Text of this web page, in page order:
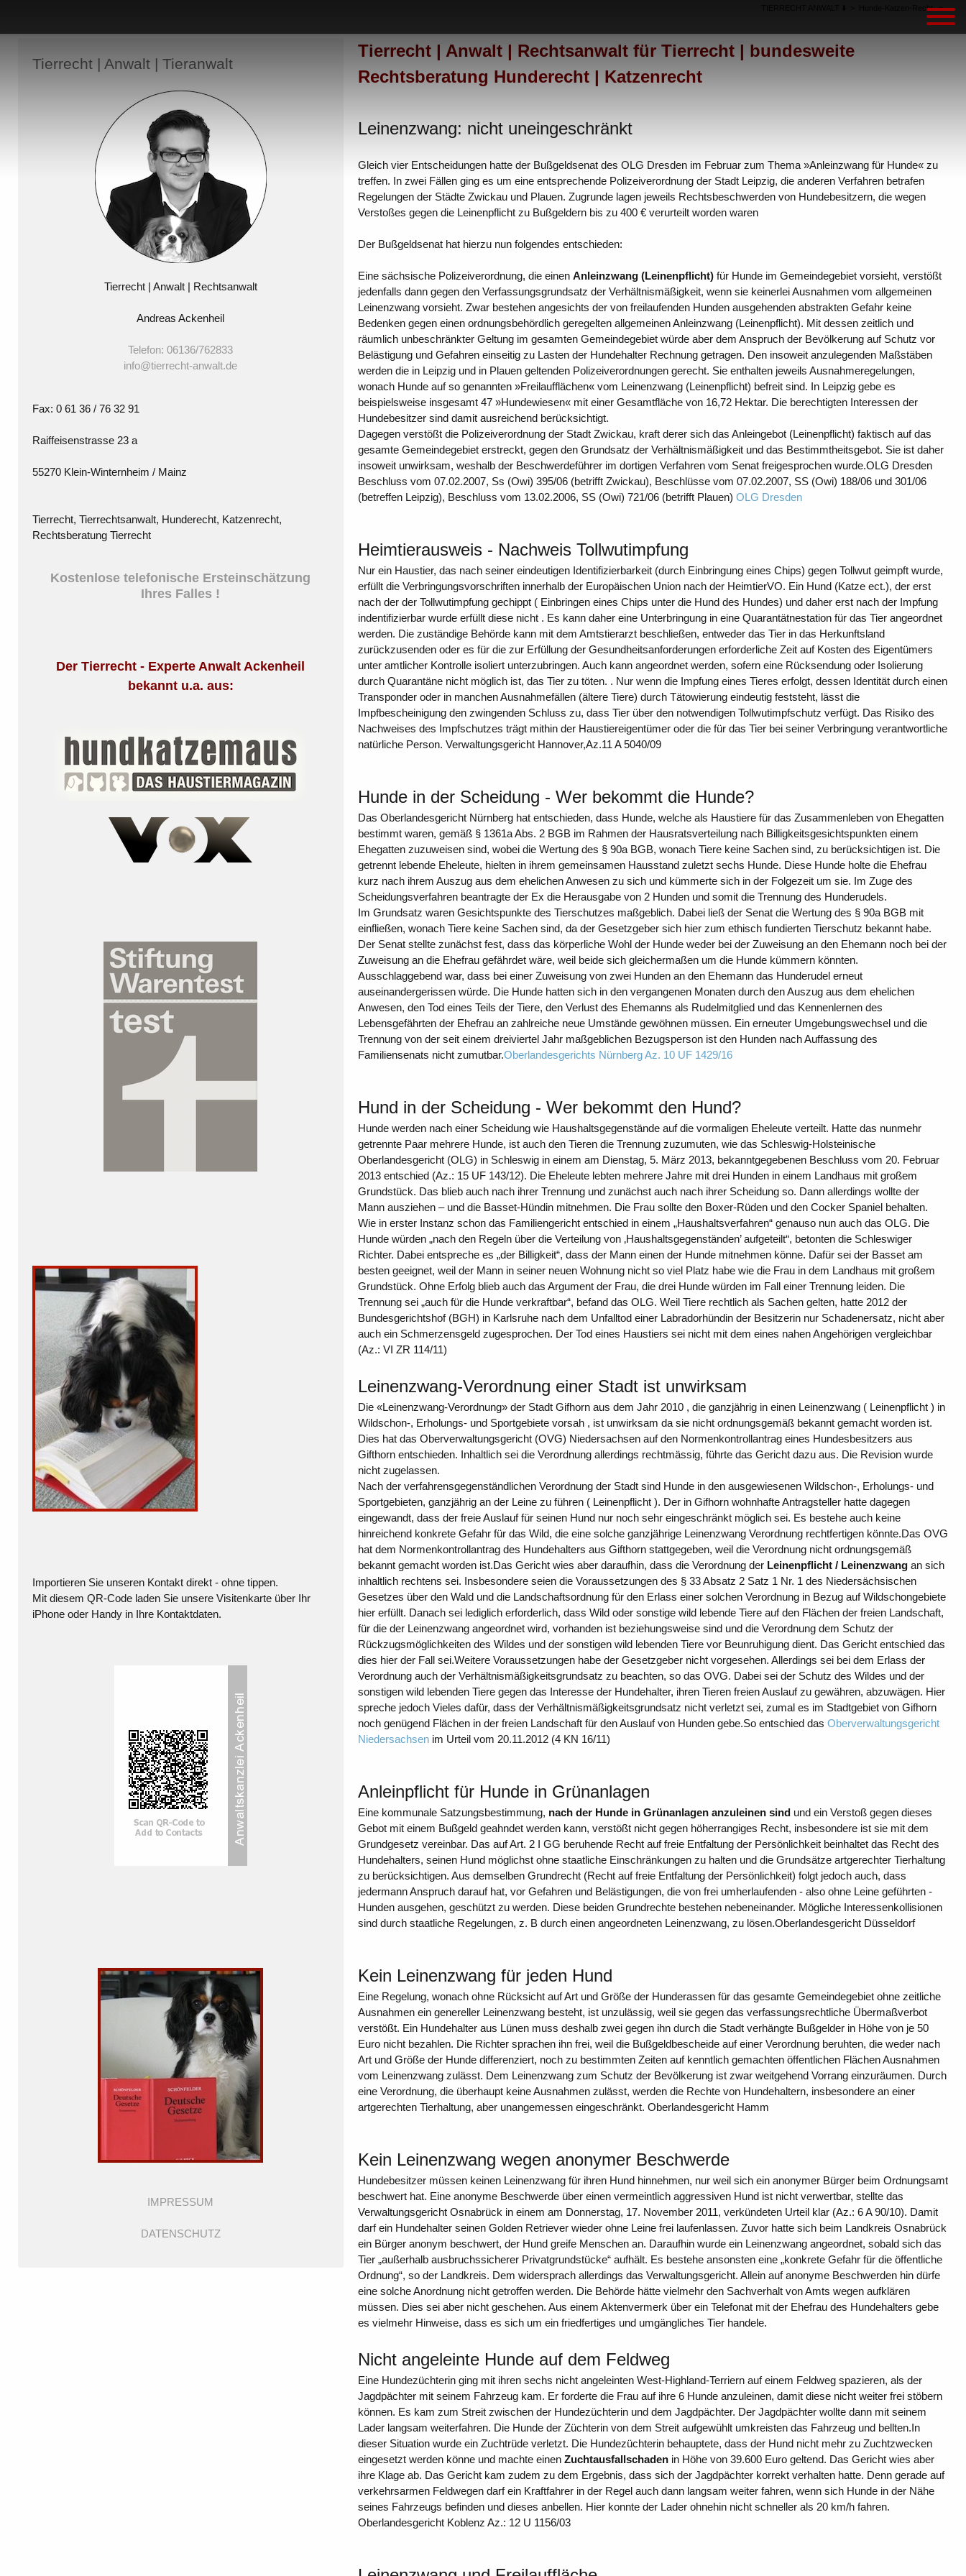
Hunde-Katzen-Recht>
Tierrecht | Anwalt | Rechtsanwalt für Tierrecht | bundesweite
Rechtsberatung Hunderecht | Katzenrecht
Leinenzwang: nicht uneingeschränkt
Gleich vier Entscheidungen hatte der Bußgeldsenat des OLG Dresden im Februar zum Thema »Anleinzwang für Hunde« zu
treffen. In zwei Fällen ging es um eine entsprechende Polizeiverordnung der Stadt Leipzig, die anderen Verfahren betrafen
Regelungen der Städte Zwickau und Plauen. Zugrunde lagen jeweils Rechtsbeschwerden von Hundebesitzern, die wegen
Verstoßes gegen die Leinenpflicht zu Bußgeldern bis zu 400 € verurteilt worden waren
Der Bußgeldsenat hat hierzu nun folgendes entschieden:
Eine sächsische Polizeiverordnung, die einen Anleinzwang (Leinenpflicht)für Hunde im Gemeindegebiet vorsieht, verstößt
jedenfalls dann gegen den Verfassungsgrundsatz der Verhältnismäßigkeit, wenn sie keinerlei Ausnahmen vom allgemeinen
Leinenzwang vorsieht. Zwar bestehen angesichts der von freilaufenden Hunden ausgehenden abstrakten Gefahr keine
Bedenken gegen einen ordnungsbehördlich geregelten allgemeinen Anleinzwang (Leinenpflicht). Mit dessen zeitlich und
räumlich unbeschränkter Geltung im gesamten Gemeindegebiet würde aber dem Anspruch der Bevölkerung auf Schutz vor
Belästigung und Gefahren einseitig zu Lasten der Hundehalter Rechnung getragen. Den insoweit anzulegenden Maßstäben
werden die in Leipzig und in Plauen geltenden Polizeiverordnungen gerecht. Sie enthalten jeweils Ausnahmeregelungen,
wonach Hunde auf so genannten »Freilaufflächen« vom Leinenzwang (Leinenpflicht) befreit sind. In Leipzig gebe es
beispielsweise insgesamt 47 »Hundewiesen« mit einer Gesamtfläche von 16,72 Hektar. Die berechtigten Interessen der
Hundebesitzer sind damit ausreichend berücksichtigt.
Dagegen verstößt die Polizeiverordnung der Stadt Zwickau, kraft derer sich das Anleingebot (Leinenpflicht) faktisch auf das
gesamte Gemeindegebiet erstreckt, gegen den Grundsatz der Verhältnismäßigkeit und das Bestimmtheitsgebot. Sie ist daher
insoweit unwirksam, weshalb der Beschwerdeführer im dortigen Verfahren vom Senat freigesprochen wurde.OLG Dresden
Beschluss vom 07.02.2007, Ss (Owi) 395/06 (betrifft Zwickau), Beschlüsse vom 07.02.2007, SS (Owi) 188/06 und 301/06
(betreffen Leipzig), Beschluss vom 13.02.2006, SS (Owi) 721/06 (betrifft Plauen) OLG Dresden
Heimtierausweis - Nachweis Tollwutimpfung
Nur ein Haustier, das nach seiner eindeutigen Identifizierbarkeit (durch Einbringung eines Chips) gegen Tollwut geimpft wurde,
erfüllt die Verbringungsvorschriften innerhalb der Europäischen Union nach der HeimtierVO. Ein Hund (Katze ect.), der erst
nach der der Tollwutimpfung gechippt ( Einbringen eines Chips unter die Hund des Hundes) und daher erst nach der Impfung
indentifizierbar wurde erfüllt diese nicht . Es kann daher eine Unterbringung in eine Quarantätnestation für das Tier angeordnet
werden. Die zuständige Behörde kann mit dem Amtstierarzt beschließen, entweder das Tier in das Herkunftsland
zurückzusenden oder es für die zur Erfüllung der Gesundheitsanforderungen erforderliche Zeit auf Kosten des Eigentümers
unter amtlicher Kontrolle isoliert unterzubringen. Auch kann angeordnet werden, sofern eine Rücksendung oder Isolierung
durch Quarantäne nicht möglich ist, das Tier zu töten. . Nur wenn die Impfung eines Tieres erfolgt, dessen Identität durch einen
Transponder oder in manchen Ausnahmefällen (ältere Tiere) durch Tätowierung eindeutig feststeht, lässt die
Impfbescheinigung den zwingenden Schluss zu, dass Tier über den notwendigen Tollwutimpfschutz verfügt. Das Risiko des
Nachweises des Impfschutzes trägt mithin der Haustiereigentümer oder die für das Tier bei seiner Verbringung verantwortliche
natürliche Person. Verwaltungsgericht Hannover,Az.11 A 5040/09
Hunde in der Scheidung - Wer bekommt die Hunde?
Das Oberlandesgericht Nürnberg hat entschieden, dass Hunde, welche als Haustiere für das Zusammenleben von Ehegatten
bestimmt waren, gemäß § 1361a Abs. 2 BGB im Rahmen der Hausratsverteilung nach Billigkeitsgesichtspunkten einem
Ehegatten zuzuweisen sind, wobei die Wertung des § 90a BGB, wonach Tiere keine Sachen sind, zu berücksichtigen ist. Die
getrennt lebende Eheleute, hielten in ihrem gemeinsamen Hausstand zuletzt sechs Hunde. Diese Hunde holte die Ehefrau
kurz nach ihrem Auszug aus dem ehelichen Anwesen zu sich und kümmerte sich in der Folgezeit um sie. Im Zuge des
Scheidungsverfahren beantragte der Ex die Herausgabe von 2 Hunden und somit die Trennung des Hunderudels.
Im Grundsatz waren Gesichtspunkte des Tierschutzes maßgeblich. Dabei ließ der Senat die Wertung des § 90a BGB mit
einfließen, wonach Tiere keine Sachen sind, da der Gesetzgeber sich hier zum ethisch fundierten Tierschutz bekannt habe.
Der Senat stellte zunächst fest, dass das körperliche Wohl der Hunde weder bei der Zuweisung an den Ehemann noch bei der
Zuweisung an die Ehefrau gefährdet wäre, weil beide sich gleichermaßen um die Hunde kümmern könnten.
Ausschlaggebend war, dass bei einer Zuweisung von zwei Hunden an den Ehemann das Hunderudel erneut
auseinandergerissen würde. Die Hunde hatten sich in den vergangenen Monaten durch den Auszug aus dem ehelichen
Anwesen, den Tod eines Teils der Tiere, den Verlust des Ehemanns als Rudelmitglied und das Kennenlernen des
Lebensgefährten der Ehefrau an zahlreiche neue Umstände gewöhnen müssen. Ein erneuter Umgebungswechsel und die
Trennung von der seit einem dreiviertel Jahr maßgeblichen Bezugsperson ist den Hunden nach Auffassung des
Familiensenats nicht zumutbar.Oberlandesgerichts Nürnberg Az. 10 UF 1429/16
Hund in der Scheidung - Wer bekommt den Hund?
Hunde werden nach einer Scheidung wie Haushaltsgegenstände auf die vormaligen Eheleute verteilt. Hatte das nunmehr
getrennte Paar mehrere Hunde, ist auch den Tieren die Trennung zuzumuten, wie das Schleswig-Holsteinische
Oberlandesgericht (OLG) in Schleswig in einem am Dienstag, 5. März 2013, bekanntgegebenen Beschluss vom 20. Februar
2013 entschied (Az.: 15 UF 143/12). Die Eheleute lebten mehrere Jahre mit drei Hunden in einem Landhaus mit großem
Grundstück. Das blieb auch nach ihrer Trennung und zunächst auch nach ihrer Scheidung so. Dann allerdings wollte der
Mann ausziehen – und die Basset-Hündin mitnehmen. Die Frau sollte den Boxer-Rüden und den Cocker Spaniel behalten.
Wie in erster Instanz schon das Familiengericht entschied in einem „Haushaltsverfahren“ genauso nun auch das OLG. Die
Hunde würden „nach den Regeln über die Verteilung von ‚Haushaltsgegenständen’ aufgeteilt“, betonten die Schleswiger
Richter. Dabei entspreche es „der Billigkeit“, dass der Mann einen der Hunde mitnehmen könne. Dafür sei der Basset am
besten geeignet, weil der Mann in seiner neuen Wohnung nicht so viel Platz habe wie die Frau in dem Landhaus mit großem
Grundstück. Ohne Erfolg blieb auch das Argument der Frau, die drei Hunde würden im Fall einer Trennung leiden. Die
Trennung sei „auch für die Hunde verkraftbar“, befand das OLG. Weil Tiere rechtlich als Sachen gelten, hatte 2012 der
Bundesgerichtshof (BGH) in Karlsruhe nach dem Unfalltod einer Labradorhündin der Besitzerin nur Schadenersatz, nicht aber
auch ein Schmerzensgeld zugesprochen. Der Tod eines Haustiers sei nicht mit dem eines nahen Angehörigen vergleichbar
(Az.: VI ZR 114/11)
Leinenzwang-Verordnung einer Stadt ist unwirksam
Die «Leinenzwang-Verordnung» der Stadt Gifhorn aus dem Jahr 2010 , die ganzjährig in einen Leinenzwang ( Leinenpflicht ) in
Wildschon-, Erholungs- und Sportgebiete vorsah , ist unwirksam da sie nicht ordnungsgemäß bekannt gemacht worden ist.
Dies hat das Oberverwaltungsgericht (OVG) Niedersachsen auf den Normenkontrollantrag eines Hundesbesitzers aus
Gifthorn entschieden. Inhaltlich sei die Verordnung allerdings rechtmässig, führte das Gericht dazu aus. Die Revision wurde
nicht zugelassen.
Nach der verfahrensgegenständlichen Verordnung der Stadt sind Hunde in den ausgewiesenen Wildschon-, Erholungs- und
Sportgebieten, ganzjährig an der Leine zu führen ( Leinenpflicht ). Der in Gifhorn wohnhafte Antragsteller hatte dagegen
eingewandt, dass der freie Auslauf für seinen Hund nur noch sehr eingeschränkt möglich sei. Es bestehe auch keine
hinreichend konkrete Gefahr für das Wild, die eine solche ganzjährige Leinenzwang Verordnung rechtfertigen könnte.Das OVG
hat dem Normenkontrollantrag des Hundehalters aus Gifthorn stattgegeben, weil die Verordnung nicht ordnungsgemäß
bekannt gemacht worden ist.Das Gericht wies aber daraufhin, dass die Verordnung der Leinenpflicht / Leinenzwang an sich
inhaltlich rechtens sei. Insbesondere seien die Voraussetzungen des § 33 Absatz 2 Satz 1 Nr. 1 des Niedersächsischen
Gesetzes über den Wald und die Landschaftsordnung für den Erlass einer solchen Verordnung in Bezug auf Wildschongebiete
hier erfüllt. Danach sei lediglich erforderlich, dass Wild oder sonstige wild lebende Tiere auf den Flächen der freien Landschaft,
für die der Leinenzwang angeordnet wird, vorhanden ist beziehungsweise sind und die Verordnung dem Schutz der
Rückzugsmöglichkeiten des Wildes und der sonstigen wild lebenden Tiere vor Beunruhigung dient. Das Gericht entschied das
dies hier der Fall sei.Weitere Voraussetzungen habe der Gesetzgeber nicht vorgesehen. Allerdings sei bei dem Erlass der
Verordnung auch der Verhältnismäßigkeitsgrundsatz zu beachten, so das OVG. Dabei sei der Schutz des Wildes und der
sonstigen wild lebenden Tiere gegen das Interesse der Hundehalter, ihren Tieren freien Auslauf zu gewähren, abzuwägen. Hier
spreche jedoch Vieles dafür, dass der Verhältnismäßigkeitsgrundsatz nicht verletzt sei, zumal es im Stadtgebiet von Gifhorn
noch genügend Flächen in der freien Landschaft für den Auslauf von Hunden gebe.So entschied das Oberverwaltungsgericht
Niedersachsenim Urteil vom 20.11.2012 (4 KN 16/11)
Anleinpflicht für Hunde in Grünanlagen
Eine kommunale Satzungsbestimmung, nach der Hunde in Grünanlagen anzuleinen sindund ein Verstoß gegen dieses
Gebot mit einem Bußgeld geahndet werden kann, verstößt nicht gegen höherrangiges Recht, insbesondere ist sie mit dem
Grundgesetz vereinbar. Das auf Art. 2 I GG beruhende Recht auf freie Entfaltung der Persönlichkeit beinhaltet das Recht des
Hundehalters, seinen Hund möglichst ohne staatliche Einschränkungen zu halten und die Grundsätze artgerechter Tierhaltung
zu berücksichtigen. Aus demselben Grundrecht (Recht auf freie Entfaltung der Persönlichkeit) folgt jedoch auch, dass
jedermann Anspruch darauf hat, vor Gefahren und Belästigungen, die von frei umherlaufenden - also ohne Leine geführten -
Hunden ausgehen, geschützt zu werden. Diese beiden Grundrechte bestehen nebeneinander. Mögliche Interessenkollisionen
sind durch staatliche Regelungen, z. B durch einen angeordneten Leinenzwang, zu lösen.Oberlandesgericht Düsseldorf
Kein Leinenzwang für jeden Hund
Eine Regelung, wonach ohne Rücksicht auf Art und Größe der Hunderassen für das gesamte Gemeindegebiet ohne zeitliche
Ausnahmen ein genereller Leinenzwang besteht, ist unzulässig, weil sie gegen das verfassungsrechtliche Übermaßverbot
verstößt. Ein Hundehalter aus Lünen muss deshalb zwei gegen ihn durch die Stadt verhängte Bußgelder in Höhe von je 50
Euro nicht bezahlen. Die Richter sprachen ihn frei, weil die Bußgeldbescheide auf einer Verordnung beruhten, die weder nach
Art und Größe der Hunde differenziert, noch zu bestimmten Zeiten auf kenntlich gemachten öffentlichen Flächen Ausnahmen
vom Leinenzwang zulässt. Dem Leinenzwang zum Schutz der Bevölkerung ist zwar weitgehend Vorrang einzuräumen. Durch
eine Verordnung, die überhaupt keine Ausnahmen zulässt, werden die Rechte von Hundehaltern, insbesondere an einer
artgerechten Tierhaltung, aber unangemessen eingeschränkt. Oberlandesgericht Hamm
Kein Leinenzwang wegen anonymer Beschwerde
Hundebesitzer müssen keinen Leinenzwang für ihren Hund hinnehmen, nur weil sich ein anonymer Bürger beim Ordnungsamt
beschwert hat. Eine anonyme Beschwerde über einen vermeintlich aggressiven Hund ist nicht verwertbar, stellte das
Verwaltungsgericht Osnabrück in einem am Donnerstag, 17. November 2011, verkündeten Urteil klar (Az.: 6 A 90/10). Damit
darf ein Hundehalter seinen Golden Retriever wieder ohne Leine frei laufenlassen. Zuvor hatte sich beim Landkreis Osnabrück
ein Bürger anonym beschwert, der Hund greife Menschen an. Daraufhin wurde ein Leinenzwang angeordnet, sobald sich das
Tier „außerhalb ausbruchssicherer Privatgrundstücke“ aufhält. Es bestehe ansonsten eine „konkrete Gefahr für die öffentliche
Ordnung“, so der Landkreis. Dem widersprach allerdings das Verwaltungsgericht. Allein auf anonyme Beschwerden hin dürfe
eine solche Anordnung nicht getroffen werden. Die Behörde hätte vielmehr den Sachverhalt von Amts wegen aufklären
müssen. Dies sei aber nicht geschehen. Aus einem Aktenvermerk über ein Telefonat mit der Ehefrau des Hundehalters gebe
es vielmehr Hinweise, dass es sich um ein friedfertiges und umgängliches Tier handele.
Nicht angeleinte Hunde auf dem Feldweg
Eine Hundezüchterin ging mit ihren sechs nicht angeleinten West-Highland-Terriern auf einem Feldweg spazieren, als der
Jagdpächter mit seinem Fahrzeug kam. Er forderte die Frau auf ihre 6 Hunde anzuleinen, damit diese nicht weiter frei stöbern
können. Es kam zum Streit zwischen der Hundezüchterin und dem Jagdpächter. Der Jagdpächter wollte dann mit seinem
Lader langsam weiterfahren. Die Hunde der Züchterin von dem Streit aufgewühlt umkreisten das Fahrzeug und bellten.In
dieser Situation wurde ein Zuchtrüde verletzt. Die Hundezüchterin behauptete, dass der Hund nicht mehr zu Zuchtzwecken
eingesetzt werden könne und machte einenZuchtausfallschadenin Höhe von 39.600 Euro geltend. Das Gericht wies aber
ihre Klage ab. Das Gericht kam zudem zu dem Ergebnis, dass sich der Jagdpächter korrekt verhalten hatte. Denn gerade auf
verkehrsarmen Feldwegen darf ein Kraftfahrer in der Regel auch dann langsam weiter fahren, wenn sich Hunde in der Nähe
seines Fahrzeugs befinden und dieses anbellen. Hier konnte der Lader ohnehin nicht schneller als 20 km/h fahren.
Oberlandesgericht Koblenz Az.: 12 U 1156/03
Tierrecht | Anwalt | Tieranwalt
Tierrecht | Anwalt | Rechtsanwalt
Andreas Ackenheil
Telefon: 06136/762833
info@tierrecht-anwalt.de
Fax: 0 61 36 / 76 32 91
Raiffeisenstrasse 23 a
55270 Klein-Winternheim / Mainz
Tierrecht, Tierrechtsanwalt, Hunderecht, Katzenrecht,
Rechtsberatung Tierrecht
Kostenlose telefonische Ersteinschätzung
Ihres Falles !
Der Tierrecht - Experte Anwalt Ackenheil
bekannt u.a. aus:
Importieren Sie unseren Kontakt direkt - ohne tippen.
Mit diesem QR-Code laden Sie unsere Visitenkarte über Ihr
iPhone oder Handy in Ihre Kontaktdaten.
IMPRESSUM
DATENSCHUTZ